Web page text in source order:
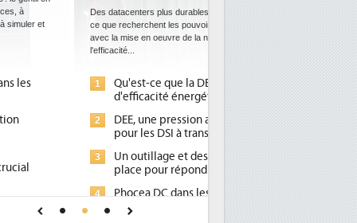
datacenters plus durables et plus efficaces, c'est
recherchent les pouvoirs publics européens
la mise en oeuvre de la nouvelle Directive sur
Qu'est-ce que la DEE (directive
d'efficacité énergétique) ?
DEE, une pression administrative
pour les DSI à transformer...
Un outillage et des services déjà en
place pour répondre à...
Phocea DC dans les cordes pour la